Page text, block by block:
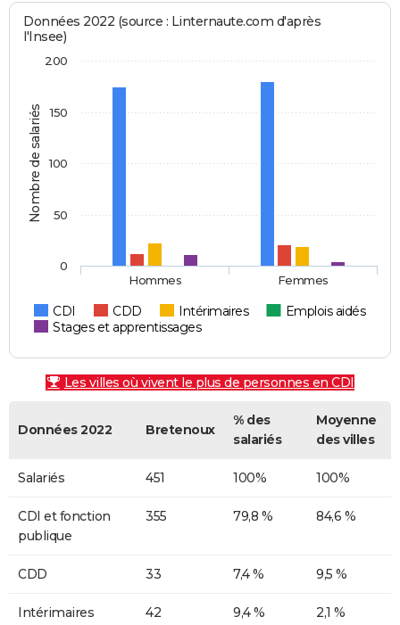
Nombre de salariés
Données 2022 (source : Linternaute.com d'après
l'Insee)
CDI CDD Intérimaires
Emplois aidés
Stages et apprentissages
Hommes Femmes
0
50
100
150
200
Les villes où vivent le plus de personnes en CDI
Données 2022 Bretenoux
% des
salariés
Moyenne
des villes
Salariés 451 100% 100%
CDI et fonction
publique
355 79,8 % 84,6 %
CDD 33 7,4 % 9,5 %
Intérimaires 42 9,4 % 2,1 %